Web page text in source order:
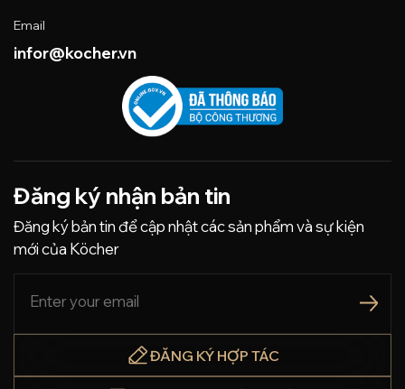
Email
infor@kocher.vn
Đăng ký nhận bản tin
Đăng ký bản tin để cập nhật các sản phẩm và sự kiện
mới của Köcher
ĐĂNG KÝ HỢP TÁC